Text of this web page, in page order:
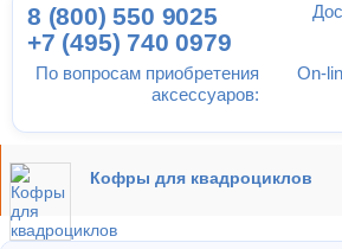
По вопросам приобретения
аксессуаров:
8 (800) 550 9025
+7 (495) 740 0979
On-
Кофры для квадроциклов